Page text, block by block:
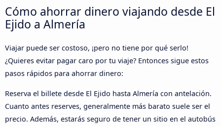
Cómo ahorrar dinero viajando desde El
Ejido a Almería
Viajar puede ser costoso, ¡pero no tiene por qué serlo!
¿Quieres evitar pagar caro por tu viaje? Entonces sigue estos
pasos rápidos para ahorrar dinero:
Reserva el billete desde El Ejido hasta Almería con antelación.
Cuanto antes reserves, generalmente más barato suele ser el
precio. Además, estarás seguro de tener un sitio en el autobús